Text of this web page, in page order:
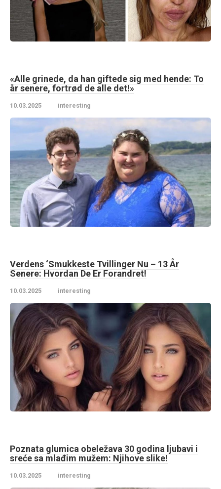
«Alle grinede, da han giftede sig med hende: To
år senere, fortrød de alle det!»
10.03.2025 interesting
Verdens ‘Smukkeste Tvillinger Nu – 13 År
Senere: Hvordan De Er Forandret!
10.03.2025 interesting
Poznata glumica obeležava 30 godina ljubavi i
sreće sa mlađim mužem: Njihove slike!
10.03.2025 interesting